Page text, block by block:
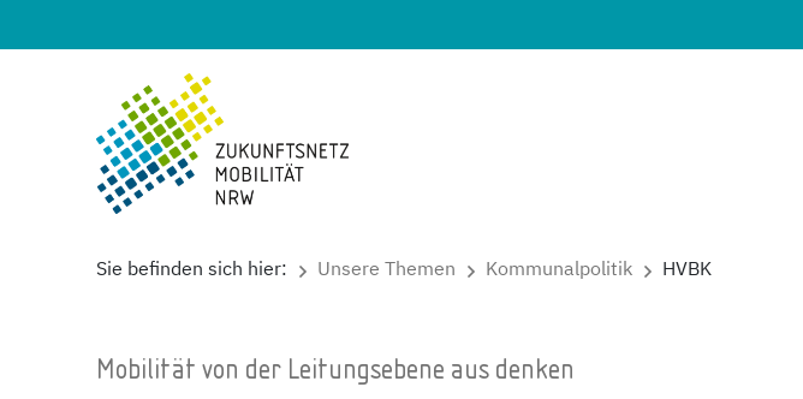
Sie befinden sich hier: Unsere Themen Kommunalpolitik HVBK
Mobilität von der Leitungsebene aus denken